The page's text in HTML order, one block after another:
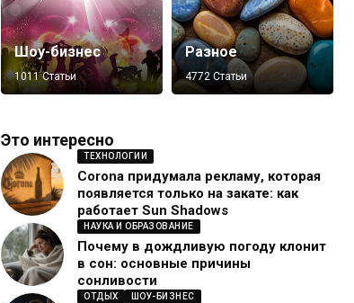
Шоу-бизнес
1011 Статьи
Разное
4772 Статьи
Это интересно
ТЕХНОЛОГИИ
Corona придумала рекламу, которая
появляется только на закате: как
работает Sun Shadows
НАУКА И ОБРАЗОВАНИЕ
Почему в дождливую погоду клонит
в сон: основные причины
сонливости
ОТДЫХ ШОУ-БИЗНЕС